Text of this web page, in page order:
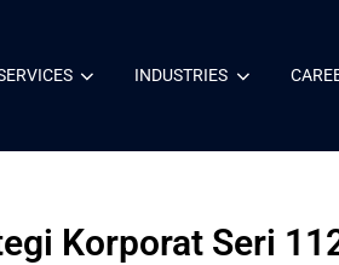
INDUSTRIES
Korporat Seri